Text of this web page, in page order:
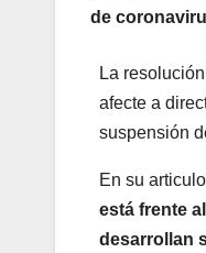
de
La
afecte a
suspensión
En su
está frente
desarrollan